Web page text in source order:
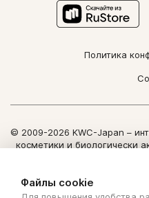
Политика
© 2009-2026 KWC-Japan –
косметики и биологически
Использование
Файлы cookie